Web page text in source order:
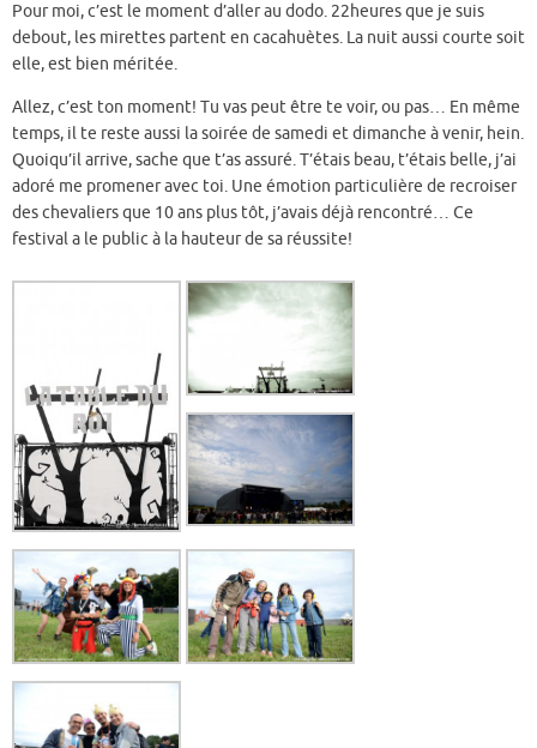
Pour moi, c’est le moment d’aller au dodo. 22heures que je suis
debout, les mirettes partent en cacahuètes. La nuit aussi courte soit
elle, est bien méritée.
Allez, c’est ton moment! Tu vas peut être te voir, ou pas… En même
temps, il te reste aussi la soirée de samedi et dimanche à venir, hein.
Quoiqu’il arrive, sache que t’as assuré. T’étais beau, t’étais belle, j’ai
adoré me promener avec toi. Une émotion particulière de recroiser
des chevaliers que 10 ans plus tôt, j’avais déjà rencontré… Ce
festival a le public à la hauteur de sa réussite!